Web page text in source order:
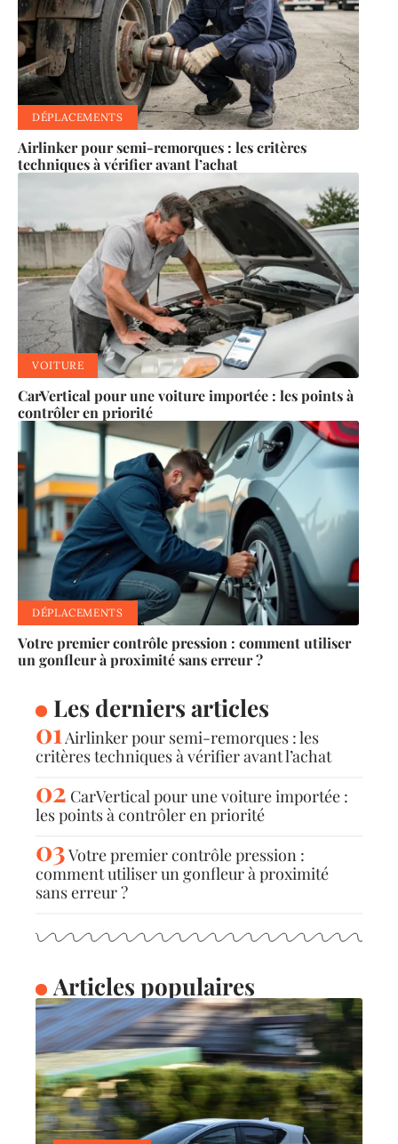
DÉPLACEMENTS
Airlinker pour semi-remorques : les critères
techniques à vérifier avant l’achat
VOITURE
CarVertical pour une voiture importée : les points à
contrôler en priorité
DÉPLACEMENTS
Votre premier contrôle pression : comment utiliser
un gonfleur à proximité sans erreur ?
Les derniers articles
Airlinker pour semi-remorques : les
critères techniques à vérifier avant l’achat
CarVertical pour une voiture importée :
les points à contrôler en priorité
Votre premier contrôle pression :
comment utiliser un gonfleur à proximité
sans erreur ?
Articles populaires